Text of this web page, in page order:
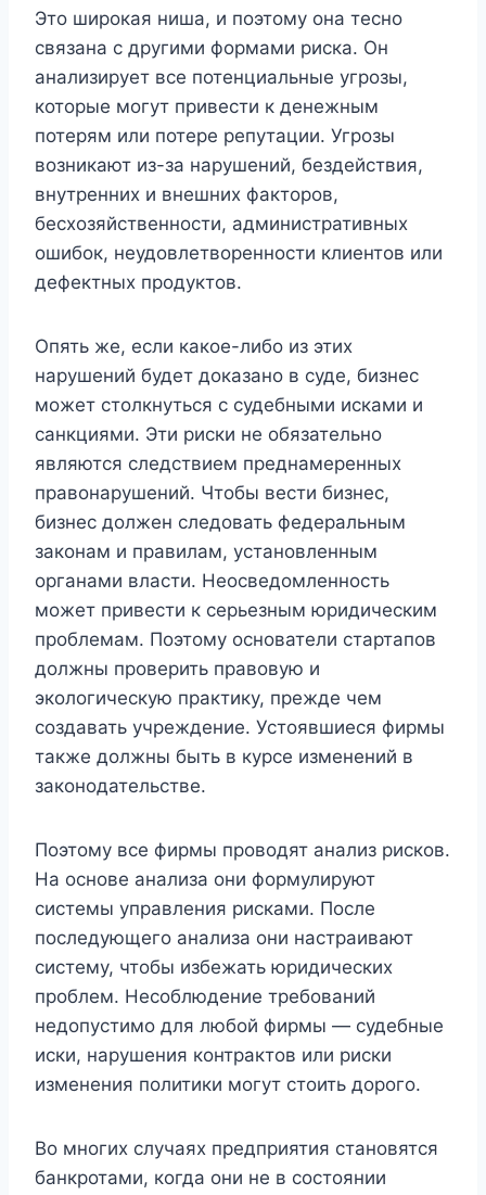
Это широкая ниша, и поэтому она тесно
связана с другими формами риска. Он
анализирует все потенциальные угрозы,
которые могут привести к денежным
потерям или потере репутации. Угрозы
возникают из-за нарушений, бездействия,
внутренних и внешних факторов,
бесхозяйственности, административных
ошибок, неудовлетворенности клиентов или
дефектных продуктов.
Опять же, если какое-либо из этих
нарушений будет доказано в суде, бизнес
может столкнуться с судебными исками и
санкциями. Эти риски не обязательно
являются следствием преднамеренных
правонарушений. Чтобы вести бизнес,
бизнес должен следовать федеральным
законам и правилам, установленным
органами власти. Неосведомленность
может привести к серьезным юридическим
проблемам. Поэтому основатели стартапов
должны проверить правовую и
экологическую практику, прежде чем
создавать учреждение. Устоявшиеся фирмы
также должны быть в курсе изменений в
законодательстве.
Поэтому все фирмы проводят анализ рисков.
На основе анализа они формулируют
системы управления рисками. После
последующего анализа они настраивают
систему, чтобы избежать юридических
проблем. Несоблюдение требований
недопустимо для любой фирмы — судебные
иски, нарушения контрактов или риски
изменения политики могут стоить дорого.
Во многих случаях предприятия становятся
банкротами, когда они не в состоянии